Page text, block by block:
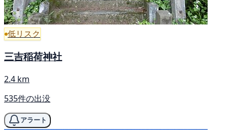
低リスク
三吉稲荷神社
2.4 km
535件の出没
アラート